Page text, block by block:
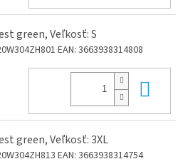
green, Veľkosť: S
EAN: 3663938314808
green, Veľkosť: 3XL
EAN: 3663938314754